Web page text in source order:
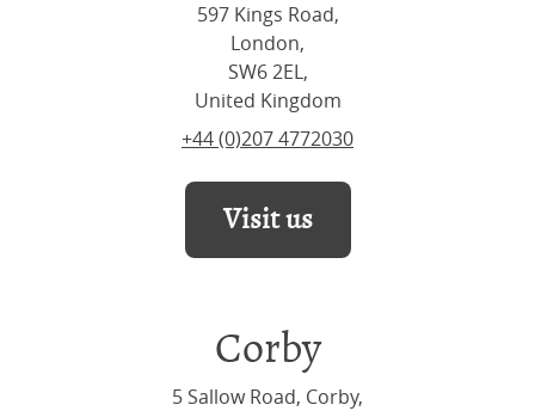
597 Kings Road,
London,
SW6 2EL,
United Kingdom
+44 (0)207 4772030
Visit us
Corby
5 Sallow Road, Corby,